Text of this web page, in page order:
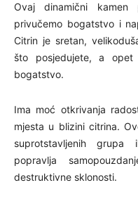
Ovaj dinamični
privučemo bogatstvo i
Citrin je sretan,
što posjedujete, a
bogatstvo.
Ima moć otkrivanja
mjesta u blizini citrina.
suprotstavljenih grupa
popravlja
destruktivne sklonosti.